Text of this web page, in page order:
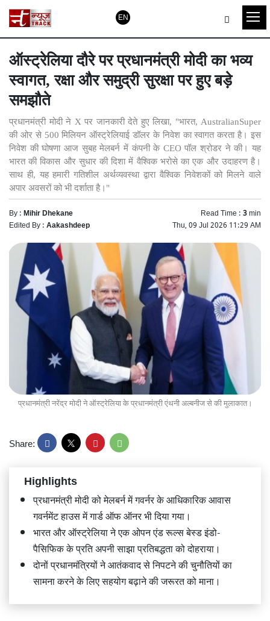
EN
ऑस्ट्रेलिया दौरे पर प्रधानमंत्री मोदी का भव्य
स्वागत, रक्षा और समुद्री सुरक्षा पर हुए बड़े
समझौते
प्रधानमंत्री मोदी ने X पर जानकारी देते हुए लिखा, "भारत, AustralianSuper
की ओर से 500 मिलियन ऑस्ट्रेलियाई डॉलर के निवेश का स्वागत करता है। इस
निवेश की घोषणा आज सुबह मेलबर्न में कंपनी के CEO पॉल श्रोडर ने की। यह
भारत की विकास और सुधार की दिशा में वैश्विक भरोसे का एक और उदाहरण है।
साथ ही, यह हमारी गतिशील अर्थव्यवस्था द्वारा वैश्विक निवेशकों को मिलने वाले
अपार अवसरों को भी दर्शाता है।"
By :Mihir Dhekane Read Time :3min
Edited By :Aakashdeep Thu, 09 Jul 2026 11:29 AM
प्रधानमंत्री नरेंद्र मोदी ने ऑस्ट्रेलिया के प्रधानमंत्री एंथनी अल्बनीज से की मुलाकात।
Share:
Highlights
प्रधानमंत्री मोदी को मेलबर्न में गवर्नर के आधिकारिक आवास
गवर्नमेंट हाउस में गार्ड ऑफ ऑनर भी दिया गया।
भारत और ऑस्ट्रेलिया ने एक ओपन एंड रूल्स बेस्ड इंडो-
पैसिफिक के प्रति अपनी साझा प्रतिबद्धता को दोहराया।
दोनों प्रधानमंत्रियों ने आतंकवाद से निपटने की चुनौतियों का
सामना करने के लिए सहयोग बढ़ाने की जरूरत को माना।